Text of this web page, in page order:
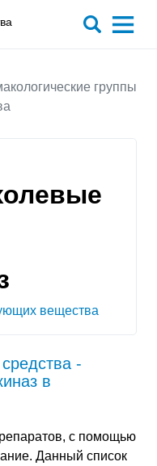
группы
вещества
-
в
с помощью
Данный список